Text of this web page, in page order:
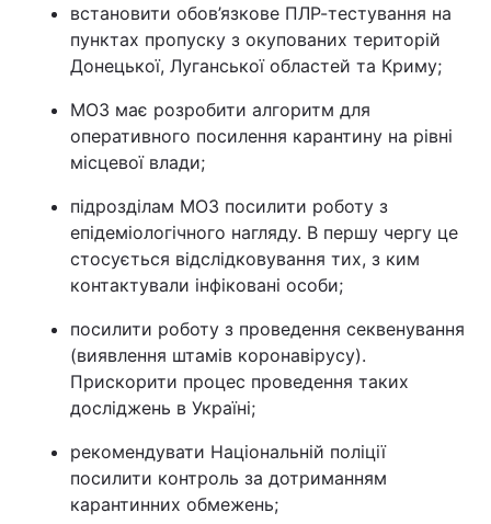
встановити обов’язкове ПЛР-тестування на
пунктах пропуску з окупованих територій
Донецької, Луганської областей та Криму;
МОЗ має розробити алгоритм для
оперативного посилення карантину на рівні
місцевої влади;
підрозділам МОЗ посилити роботу з
епідеміологічного нагляду. В першу чергу це
стосується відслідковування тих, з ким
контактували інфіковані особи;
посилити роботу з проведення секвенування
(виявлення штамів коронавірусу).
Прискорити процес проведення таких
досліджень в Україні;
рекомендувати Національній поліції
посилити контроль за дотриманням
карантинних обмежень;